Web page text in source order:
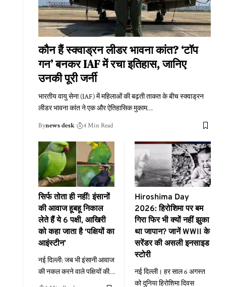
कौन हैं स्क्वाड्रन लीडर भावना कांत? ‘टॉप
गन’ बनकर IAF में रचा इतिहास, जानिए
उनकी पूरी जर्नी
भारतीय वायु सेना (IAF) में महिलाओं की बढ़ती ताकत के बीच स्क्वाड्रन
लीडर भावना कांत ने एक और ऐतिहासिक मुकाम…
Bynews desk 4 Min Read
सिर्फ तोता ही नहीं! इंसानों
की आवाज हूबहू निकाल
लेते हैं ये 6 पक्षी, आखिरी
को कहा जाता है ‘पक्षियों का
आइंस्टीन’
नई दिल्ली: जब भी इंसानी आवाज
की नकल करने वाले पक्षियों की…
Hiroshima Day
2026: हिरोशिमा पर बम
गिरा फिर भी क्यों नहीं झुका
था जापान? जानें WWII के
सरेंडर की असली इनसाइड
स्टोरी
नई दिल्ली। हर साल 6 अगस्त
को दुनिया हिरोशिमा दिवस